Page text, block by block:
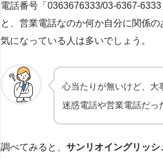
電話番号「0363676333/03-6367-
と、営業電話なのか何か自分に関係
気になっている人は多いでしょう。
心当たりが無いけど、
迷惑電話や営業電話だ
調べてみると、 サンリオイングリッ